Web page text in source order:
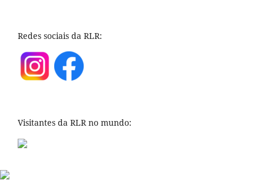
Redes sociais da RLR:
Visitantes da RLR no mundo: